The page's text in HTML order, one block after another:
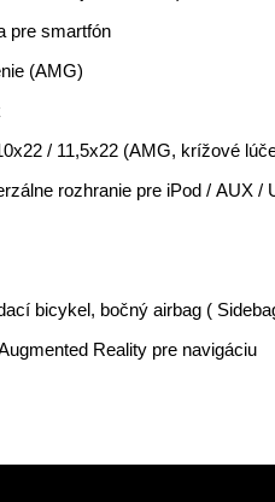
Control +)
aj štartovanie)
smartfón
(AMG)
/ 11,5x22 (AMG, krížové
rozhranie pre iPod / AUX /